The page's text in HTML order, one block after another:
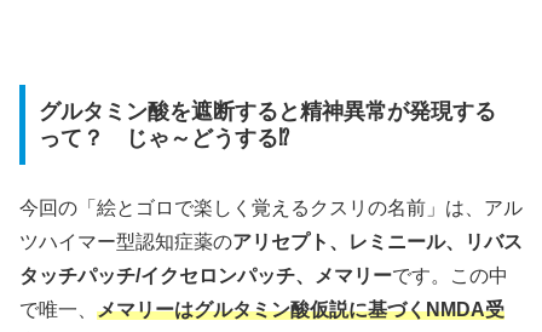
グルタミン酸を遮断すると精神異常が発現する
って？ じゃ～どうする⁉
今回の「絵とゴロで楽しく覚えるクスリの名前」は、アル
ツハイマー型認知症薬のアリセプト、レミニール、リバス
タッチパッチ/イクセロンパッチ、メマリーです。この中
で唯一、 メマリーはグルタミン酸仮説に基づくNMDA受